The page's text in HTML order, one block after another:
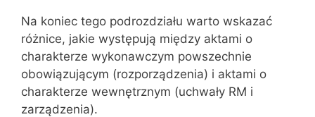
Na koniec tego podrozdziału warto wskazać
róż‌nice, jakie występują między aktami o
charakterze wykonawczym powszechnie
obowiązującym (rozporządzenia) i aktami o
charakterze wewnętrznym (uchwa‌ły RM i
zarządzenia).